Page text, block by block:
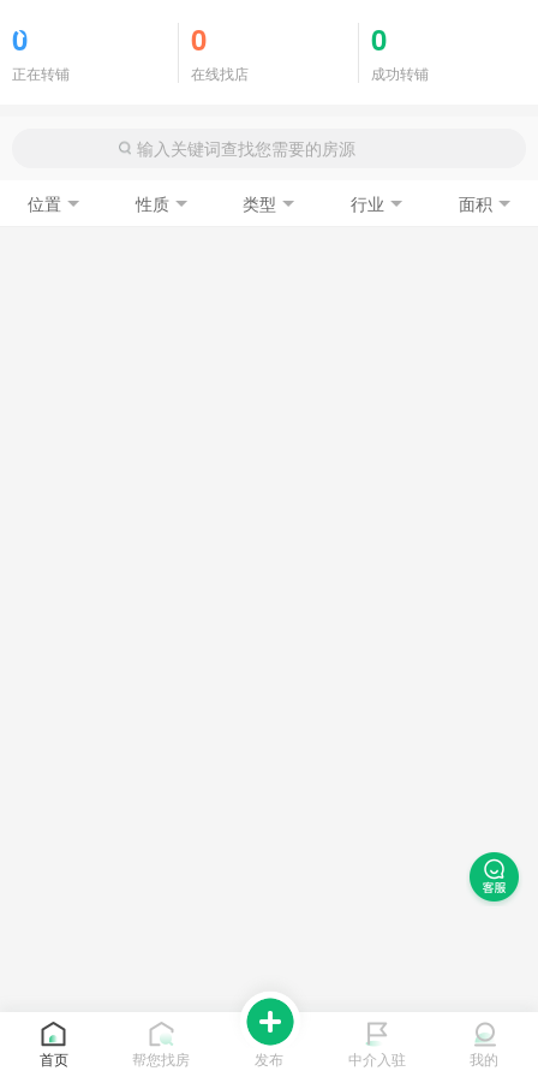
0
正在转铺
0
在线找店
0
成功转铺
位置 性质 类型 行业 面积
首页 帮您找房 发布 中介入驻 我的